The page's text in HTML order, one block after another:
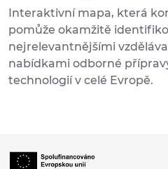
Interaktivní mapa, která
pomůže okamžitě
nejrelevantnějšími
nabídkami odborné
technologií v celé Evropě.